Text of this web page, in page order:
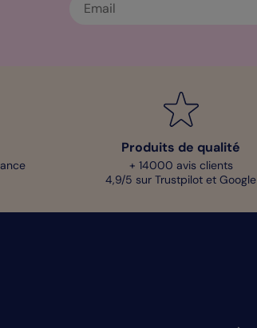
Produits de qualité
+ 14000 avis clients
4,9/5 sur Trustpilot et Google